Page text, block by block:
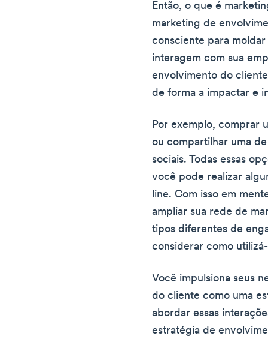
Então, o que é
marketing de
consciente para
interagem com sua
envolvimento do
de forma a impactar e
Por exemplo, comprar
ou compartilhar uma
sociais. Todas essas
você pode realizar
line. Com isso em
ampliar sua rede de
tipos diferentes de
considerar como
Você impulsiona seus
do cliente como uma
abordar essas
estratégia de